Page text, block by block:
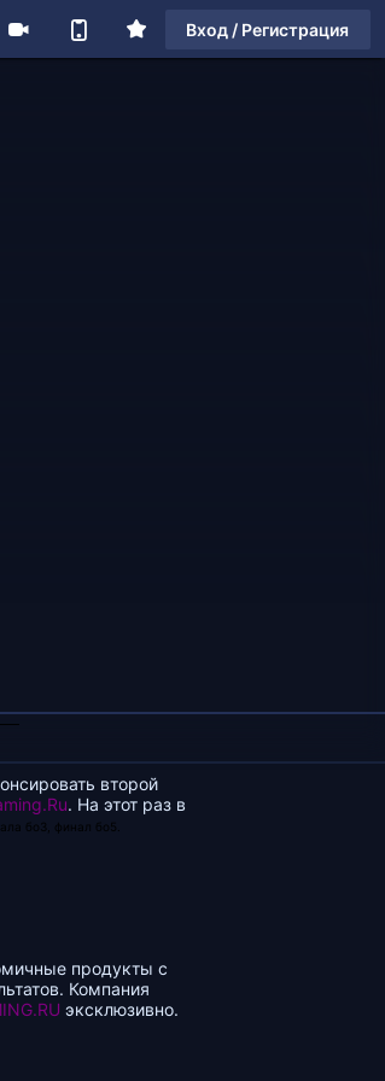
Вход / Регистрация
второй
. На этот раз в
бо3, финал бо5.
продукты с
Компания
эксклюзивно.